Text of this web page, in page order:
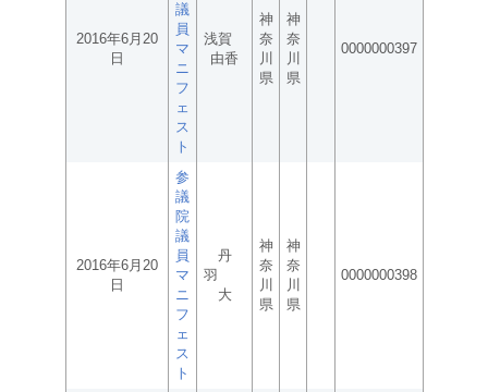
2016年6月20
日
議
員
マ
ニ
フ
ェ
ス
ト
浅賀
由香
神
奈
川
県
神
奈
川
県
0000000397
2016年6月20
日
参
議
院
議
員
マ
ニ
フ
ェ
ス
ト
丹
羽
大
神
奈
川
県
神
奈
川
県
0000000398